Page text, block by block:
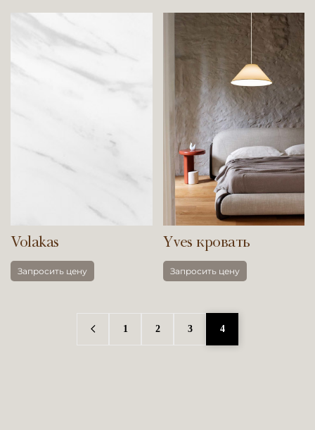
Volakas
Запросить цену
Yves кровать
Запросить цену
1 2 3 4